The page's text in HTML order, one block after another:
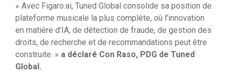
« Avec Figaro.ai, Tuned Global consolide sa position de
plateforme musicale la plus complète, où l’innovation
en matière d’IA, de détection de fraude, de gestion des
droits, de recherche et de recommandations peut être
construite. » a déclaré Con Raso, PDG de Tuned
Global.